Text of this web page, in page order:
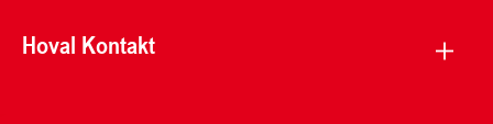
Hoval Kontakt